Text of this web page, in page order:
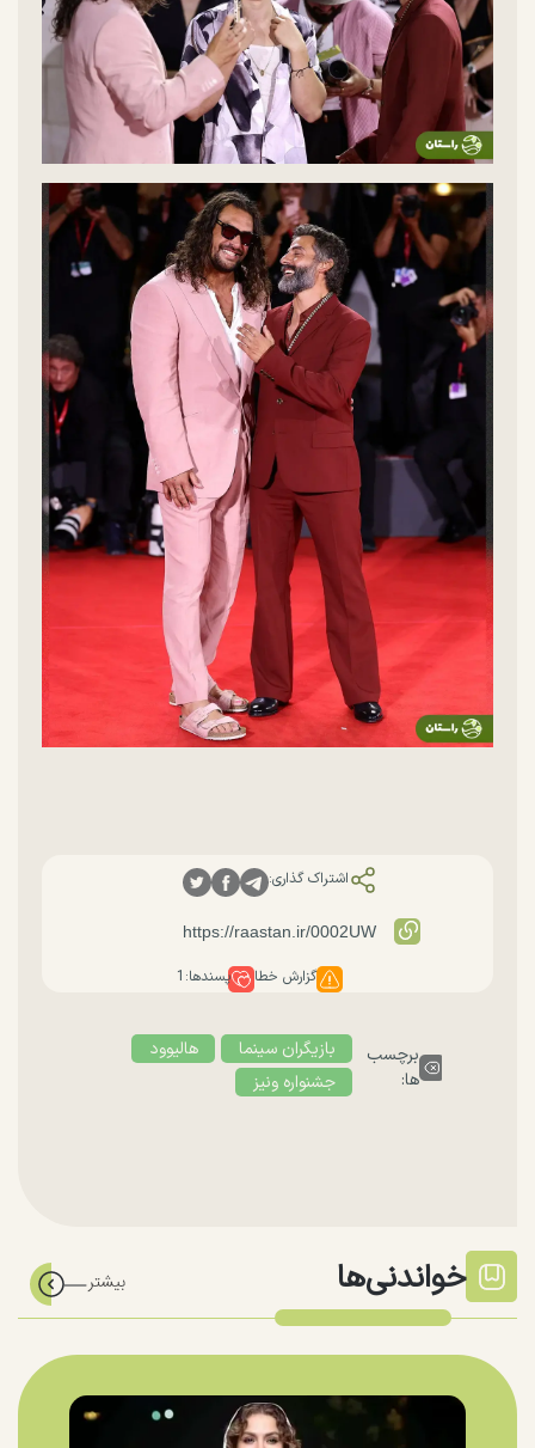
اشتراک گذاری:
گزارش خطا پسندها: 1
برچسب
ها:
بازیگران سینما
هالیوود
جشنواره ونیز
خواندنی‌ها